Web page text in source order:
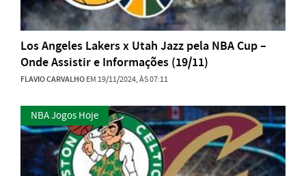
Los Angeles Lakers x Utah Jazz pela NBA Cup –
Onde Assistir e Informações (19/11)
FLAVIO CARVALHOEM 19/11/2024, ÀS 07:11
NBA Jogos Hoje